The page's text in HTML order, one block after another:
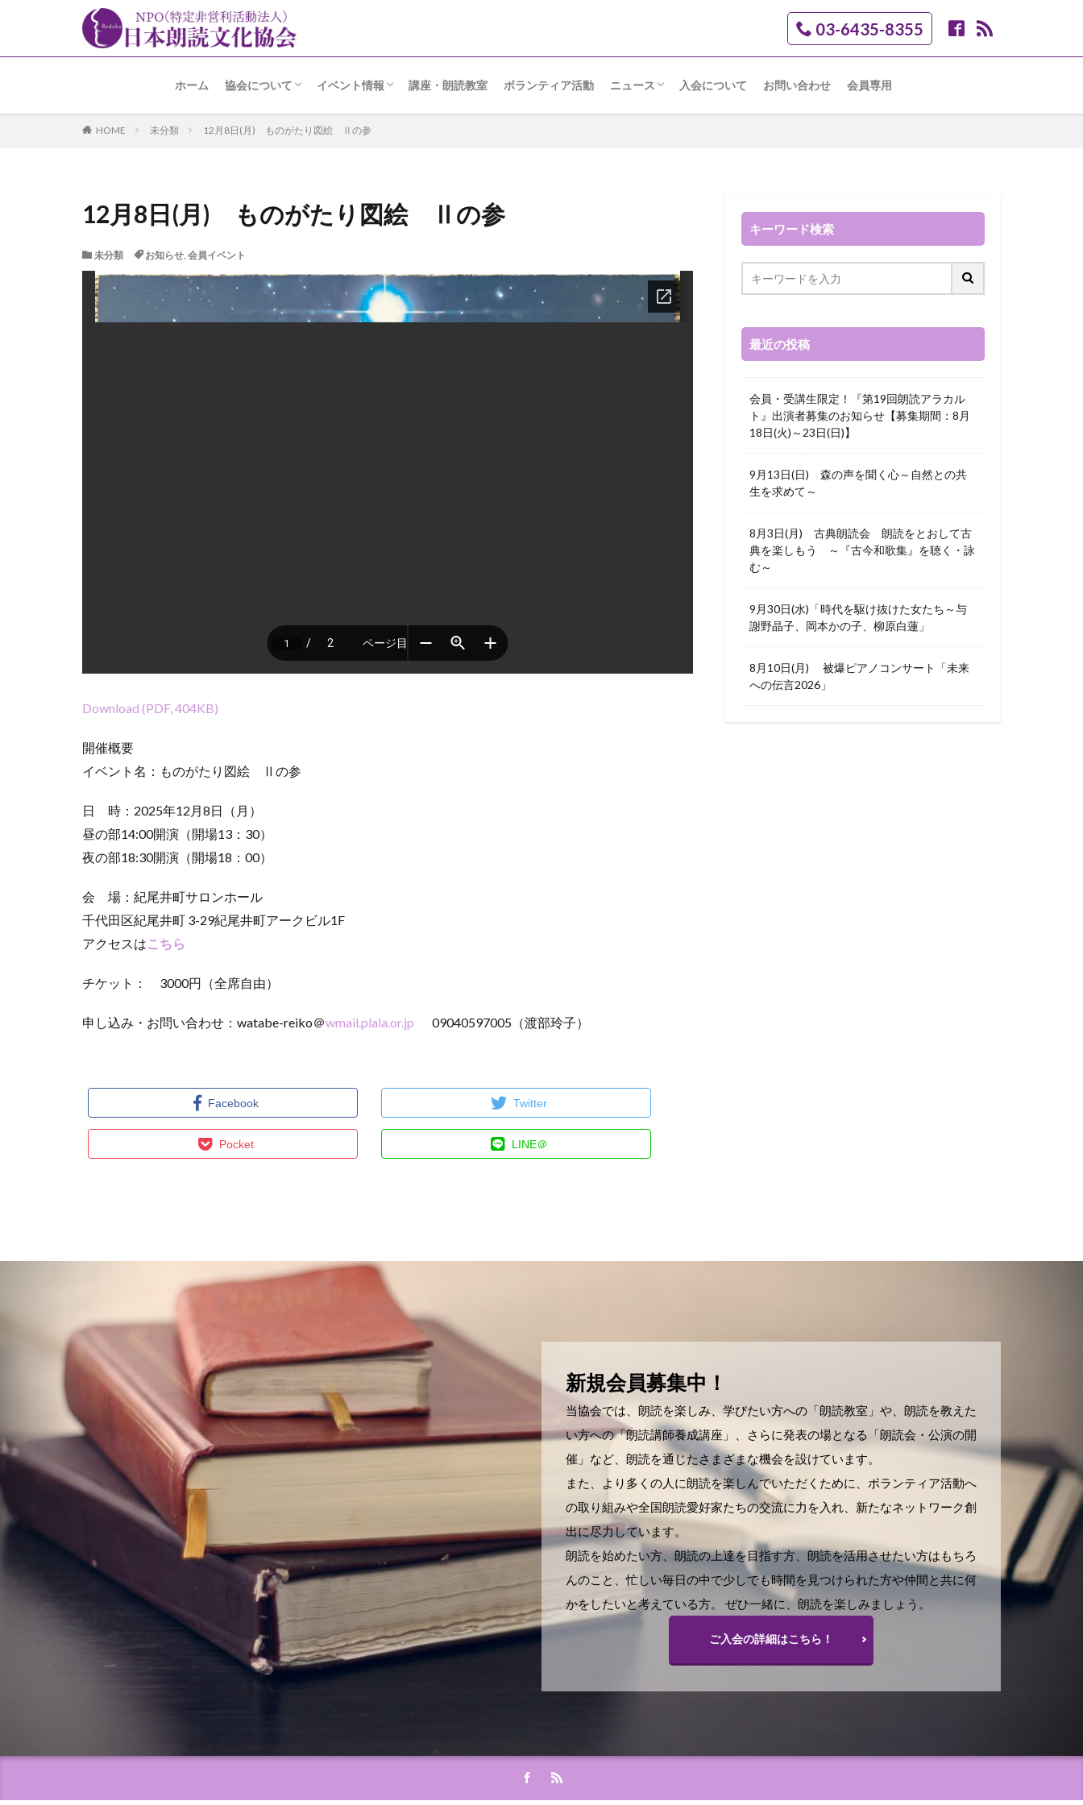
03-6435-8355
ホーム 協会について
名誉会長 加賀美先生よりメッセージ
趣旨・経緯
あゆみ
事業内容
アクセス
イベント情報
朗読の日
朗読コンクール・座談会
アラカルト
高輪朗読会
その他
講座・朗読教室 ボランティア活動 ニュース
朗読ニュース
協会だより
入会について お問い合わせ 会員専用
HOME 未分類 12月8日(月) ものがたり図絵 Ⅱの参
12月8日(月) ものがたり図絵 Ⅱの参
未分類 お知らせ, 会員イベント
Download (PDF, 404KB)
開催概要
イベント名：ものがたり図絵 Ⅱの参
日 時：2025年12月8日（月）
昼の部14:00開演（開場13：30）
夜の部18:30開演（開場18：00）
会 場：紀尾井町サロンホール
千代田区紀尾井町 3-29紀尾井町アークビル1F
アクセスはこちら
チケット： 3000円（全席自由）
申し込み・お問い合わせ：watabe-reiko＠wmail.plala.or.jp 09040597005（渡部玲子）
Facebook Twitter
Pocket LINE＠
キーワード検索
最近の投稿
会員・受講生限定！『第19回朗読アラカル
ト』出演者募集のお知らせ【募集期間：8月
18日(火)～23日(日)】
9月13日(日) 森の声を聞く心～自然との共
生を求めて～
8月3日(月) 古典朗読会 朗読をとおして古
典を楽しもう ～『古今和歌集』を聴く・詠
む～
9月30日(水)「時代を駆け抜けた女たち～与
謝野晶子、岡本かの子、柳原白蓮」
8月10日(月) 被爆ピアノコンサート「未来
への伝言2026」
新規会員募集中！
当協会では、朗読を楽しみ、学びたい方への「朗読教室」や、朗読を教えた
い方への「朗読講師養成講座」、さらに発表の場となる「朗読会・公演の開
催」など、朗読を通じたさまざまな機会を設けています。
また、より多くの人に朗読を楽しんでいただくために、ボランティア活動へ
の取り組みや全国朗読愛好家たちの交流に力を入れ、新たなネットワーク創
出に尽力しています。
朗読を始めたい方、朗読の上達を目指す方、朗読を活用させたい方はもちろ
んのこと、忙しい毎日の中で少しでも時間を見つけられた方や仲間と共に何
かをしたいと考えている方。 ぜひ一緒に、朗読を楽しみましょう。
ご入会の詳細はこちら！